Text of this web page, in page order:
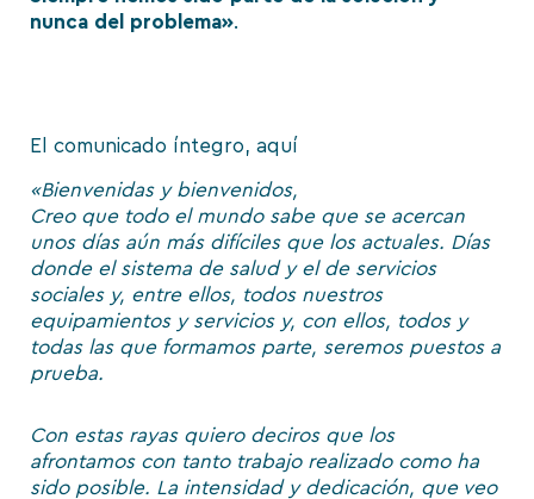
nunca del problema».
El comunicado íntegro, aquí
«Bienvenidas y bienvenidos,
Creo que todo el mundo sabe que se acercan
unos días aún más difíciles que los actuales. Días
donde el sistema de salud y el de servicios
sociales y, entre ellos, todos nuestros
equipamientos y servicios y, con ellos, todos y
todas las que formamos parte, seremos puestos a
prueba.
Con estas rayas quiero deciros que los
afrontamos con tanto trabajo realizado como ha
sido posible. La intensidad y dedicación, que veo